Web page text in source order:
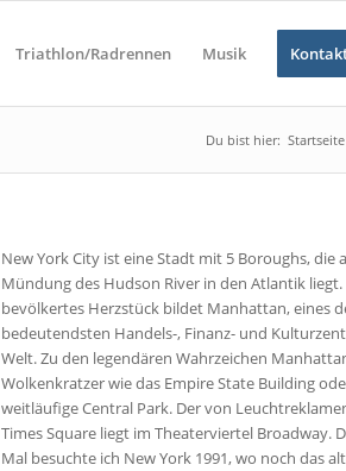
Triathlon/Radrennen Musik
Du bist hier: Startseite
New York City ist eine Stadt mit 5 Boroughs, die
Mündung des Hudson River in den Atlantik
bevölkertes Herzstück bildet Manhattan, eines
bedeutendsten Handels-, Finanz- und
Welt. Zu den legendären Wahrzeichen
Wolkenkratzer wie das Empire State Building
weitläufige Central Park. Der von
Times Square liegt im Theaterviertel Broadway.
Mal besuchte ich New York 1991, wo noch das